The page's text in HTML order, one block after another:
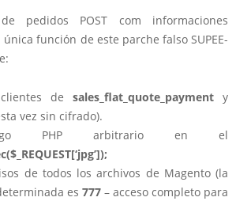
pedidos POST com informaciones
función de este parche falso SUPEE-
de sales_flat_quote_paymenty
vez sin cifrado).
PHP arbitrario en el
de todos los archivos de Magento (la
es 777 – acceso completo para